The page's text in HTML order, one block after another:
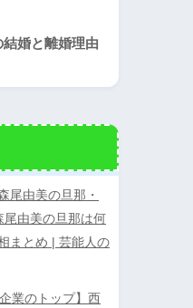
婚と離婚理由
尾由美の旦那・
尾由美の旦那は何
まとめ | 芸能人の
業のトップ】西